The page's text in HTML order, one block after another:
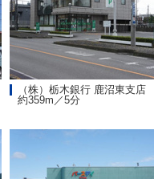
（株）栃木銀行 鹿沼東支店
約359m／5分